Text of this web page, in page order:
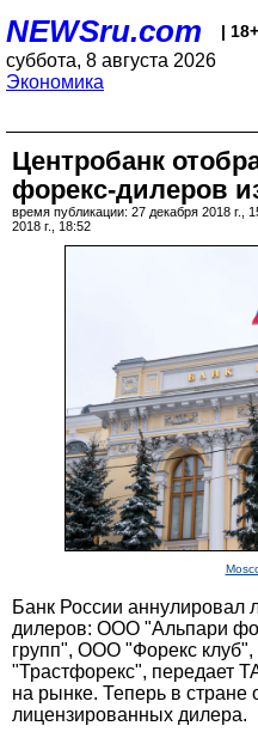
NEWSru.com | 18+
суббота, 8 августа 2026
Экономика
Центробанк
форекс-дилеров
время публикации: 27 декабря 2018 г.,
2018 г., 18:52
Банк России аннулировал
дилеров: ООО "Альпари
групп", ООО "Форекс
"Трастфорекс", передает
на рынке. Теперь в стране
лицензированных дилера.